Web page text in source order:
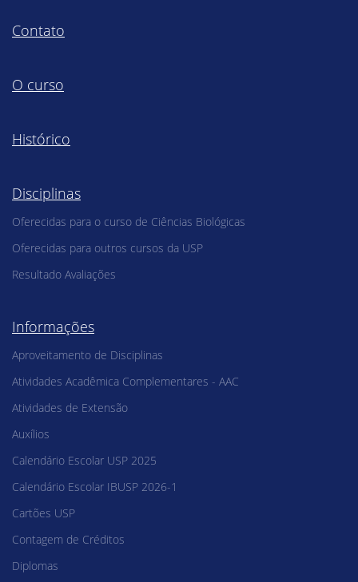
Contato
O curso
Histórico
Disciplinas
Oferecidas para o curso de Ciências Biológicas
Oferecidas para outros cursos da USP
Resultado Avaliações
Informações
Aproveitamento de Disciplinas
Atividades Acadêmica Complementares - AAC
Atividades de Extensão
Auxílios
Calendário Escolar USP 2025
Calendário Escolar IBUSP 2026-1
Cartões USP
Contagem de Créditos
Diplomas